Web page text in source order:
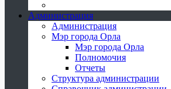
Администрация
Администрация
Мэр города Орла
Мэр города Орла
Полномочия
Отчеты
Структура администрации